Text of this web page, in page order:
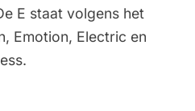
E staat volgens het
Emotion, Electric en